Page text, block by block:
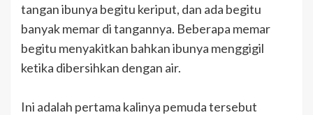
tangan ibunya begitu keriput, dan ada begitu
banyak memar di tangannya. Beberapa memar
begitu menyakitkan bahkan ibunya menggigil
ketika dibersihkan dengan air.
Ini adalah pertama kalinya pemuda tersebut